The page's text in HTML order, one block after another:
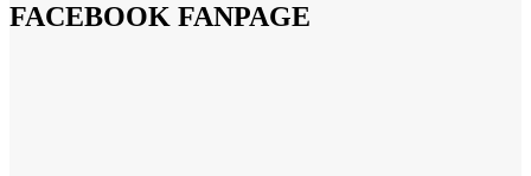
FACEBOOK FANPAGE